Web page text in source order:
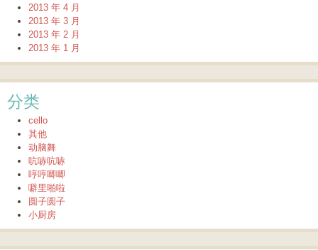
2013 年 4 月
2013 年 3 月
2013 年 2 月
2013 年 1 月
分类
cello
其他
动脑舞
吭哧吭哧
哼哼唧唧
噼里啪啦
圆子圆子
小厨房